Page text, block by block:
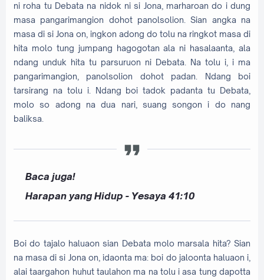
ni roha tu Debata na nidok ni si Jona, marharoan do i dung
masa pangarimangion dohot panolsolion. Sian angka na
masa di si Jona on, ingkon adong do tolu na ringkot masa di
hita molo tung jumpang hagogotan ala ni hasalaanta, ala
ndang unduk hita tu parsuruon ni Debata. Na tolu i, i ma
pangarimangion, panolsolion dohot padan. Ndang boi
tarsirang na tolu i. Ndang boi tadok padanta tu Debata,
molo so adong na dua nari, suang songon i do nang
baliksa.
Baca juga!
Harapan yang Hidup - Yesaya 41:10
Boi do tajalo haluaon sian Debata molo marsala hita? Sian
na masa di si Jona on, idaonta ma: boi do jaloonta haluaon i,
alai taargahon huhut taulahon ma na tolu i asa tung dapotta